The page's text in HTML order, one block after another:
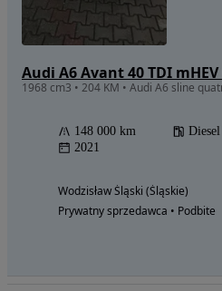
1968 cm3 • 204 KM • Audi A6 sline
148 000 km Diesel
2021
Wodzisław Śląski (Śląskie)
Prywatny sprzedawca • Podbite